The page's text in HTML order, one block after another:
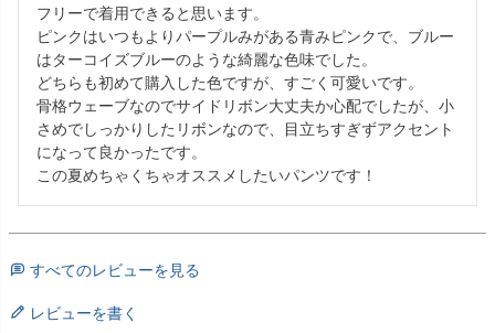
フリーで着用できると思います。
ピンクはいつもよりパープルみがある青みピンクで、ブルー
はターコイズブルーのような綺麗な色味でした。
どちらも初めて購入した色ですが、すごく可愛いです。
骨格ウェーブなのでサイドリボン大丈夫か心配でしたが、小
さめでしっかりしたリボンなので、目立ちすぎずアクセント
になって良かったです。
この夏めちゃくちゃオススメしたいパンツです！
すべてのレビューを見る
レビューを書く